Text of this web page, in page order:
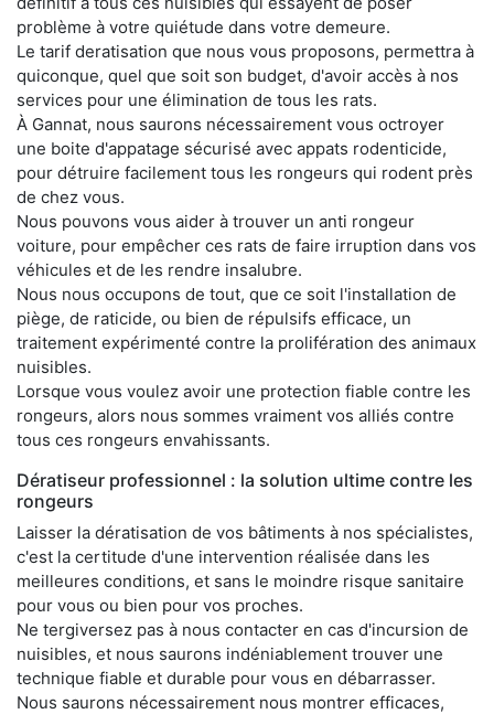
problème à votre quiétude dans votre demeure.
Le tarif deratisation que nous vous proposons, permettra à
quiconque, quel que soit son budget, d'avoir accès à nos
services pour une élimination de tous les rats.
À Gannat, nous saurons nécessairement vous octroyer
une boite d'appatage sécurisé avec appats rodenticide,
pour détruire facilement tous les rongeurs qui rodent près
de chez vous.
Nous pouvons vous aider à trouver un anti rongeur
voiture, pour empêcher ces rats de faire irruption dans vos
véhicules et de les rendre insalubre.
Nous nous occupons de tout, que ce soit l'installation de
piège, de raticide, ou bien de répulsifs efficace, un
traitement expérimenté contre la prolifération des animaux
nuisibles.
Lorsque vous voulez avoir une protection fiable contre les
rongeurs, alors nous sommes vraiment vos alliés contre
tous ces rongeurs envahissants.
Dératiseur professionnel : la solution ultime contre les
rongeurs
Laisser la dératisation de vos bâtiments à nos spécialistes,
c'est la certitude d'une intervention réalisée dans les
meilleures conditions, et sans le moindre risque sanitaire
pour vous ou bien pour vos proches.
Ne tergiversez pas à nous contacter en cas d'incursion de
nuisibles, et nous saurons indéniablement trouver une
technique fiable et durable pour vous en débarrasser.
Nous saurons nécessairement nous montrer efficaces,